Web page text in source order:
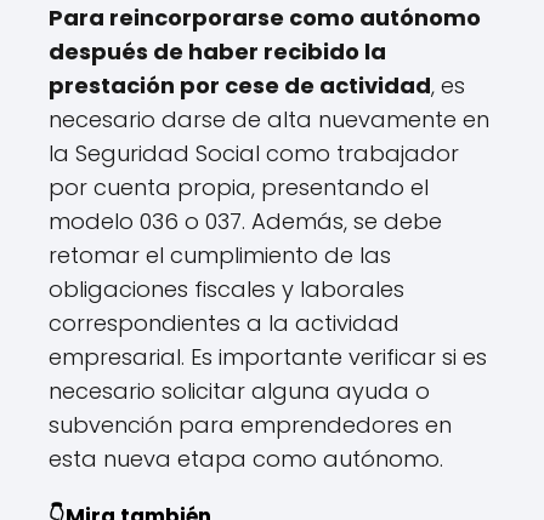
Para reincorporarse como autónomo
después de haber recibido la
prestación por cese de actividad, es
necesario darse de alta nuevamente en
la Seguridad Social como trabajador
por cuenta propia, presentando el
modelo 036 o 037. Además, se debe
retomar el cumplimiento de las
obligaciones fiscales y laborales
correspondientes a la actividad
empresarial. Es importante verificar si es
necesario solicitar alguna ayuda o
subvención para emprendedores en
esta nueva etapa como autónomo.